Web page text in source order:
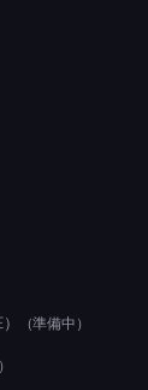
（準備中）